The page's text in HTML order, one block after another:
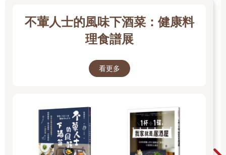
不葷人士的風味下酒菜：健康料
理食譜展
看更多